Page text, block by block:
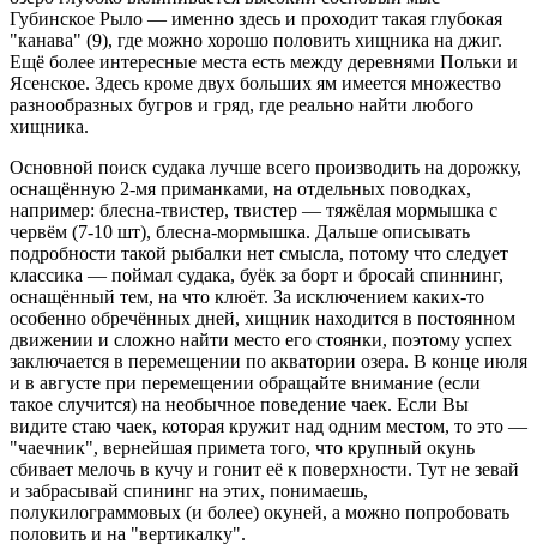
Губинское Рыло — именно здесь и проходит такая глубокая
"канава" (9), где можно хорошо половить хищника на джиг.
Ещё более интересные места есть между деревнями Польки и
Ясенское. Здесь кроме двух больших ям имеется множество
разнообразных бугров и гряд, где реально найти любого
хищника.
Основной поиск судака лучше всего производить на дорожку,
оснащённую 2-мя приманками, на отдельных поводках,
например: блесна-твистер, твистер — тяжёлая мормышка с
червём (7-10 шт), блесна-мормышка. Дальше описывать
подробности такой рыбалки нет смысла, потому что следует
классика — поймал судака, буёк за борт и бросай спиннинг,
оснащённый тем, на что клюёт. За исключением каких-то
особенно обречённых дней, хищник находится в постоянном
движении и сложно найти место его стоянки, поэтому успех
заключается в перемещении по акватории озера. В конце июля
и в августе при перемещении обращайте внимание (если
такое случится) на необычное поведение чаек. Если Вы
видите стаю чаек, которая кружит над одним местом, то это —
"чаечник", вернейшая примета того, что крупный окунь
сбивает мелочь в кучу и гонит её к поверхности. Тут не зевай
и забрасывай спининг на этих, понимаешь,
полукилограммовых (и более) окуней, а можно попробовать
половить и на "вертикалку".